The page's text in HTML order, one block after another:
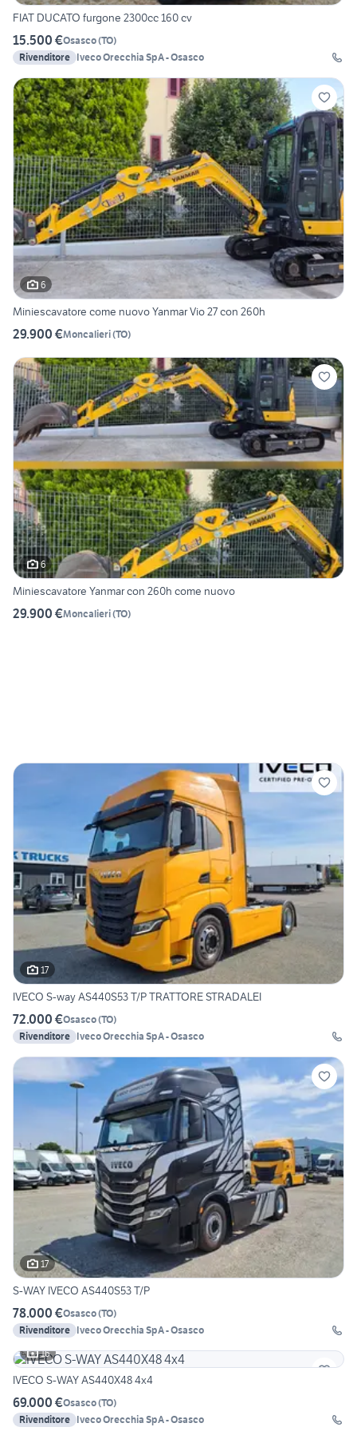
FIAT DUCATO furgone 2300cc 160 cv
15.500 €Osasco(TO)
Rivenditore Iveco Orecchia SpA - Osasco
6
Miniescavatore come nuovo Yanmar Vio 27 con 260h
29.900 €Moncalieri(TO)
6
Miniescavatore Yanmar con 260h come nuovo
29.900 €Moncalieri(TO)
17
IVECO S-way AS440S53 T/P TRATTORE STRADALEI
72.000 €Osasco(TO)
Rivenditore Iveco Orecchia SpA - Osasco
17
S-WAY IVECO AS440S53 T/P
78.000 €Osasco(TO)
Rivenditore Iveco Orecchia SpA - Osasco
16
IVECO S-WAY AS440X48 4x4
69.000 €Osasco(TO)
Rivenditore Iveco Orecchia SpA - Osasco